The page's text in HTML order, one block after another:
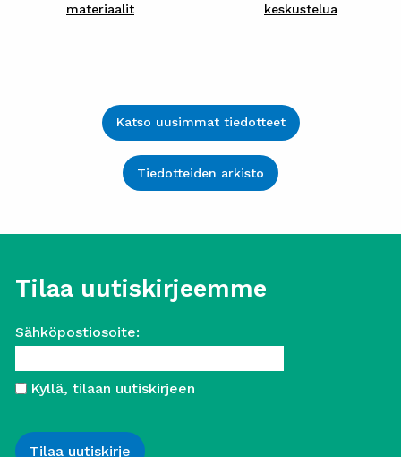
materiaalit
keskustelua
Katso uusimmat tiedotteet
Tiedotteiden arkisto
Tilaa uutiskirjeemme
Sähköpostiosoite:
Kyllä, tilaan uutiskirjeen